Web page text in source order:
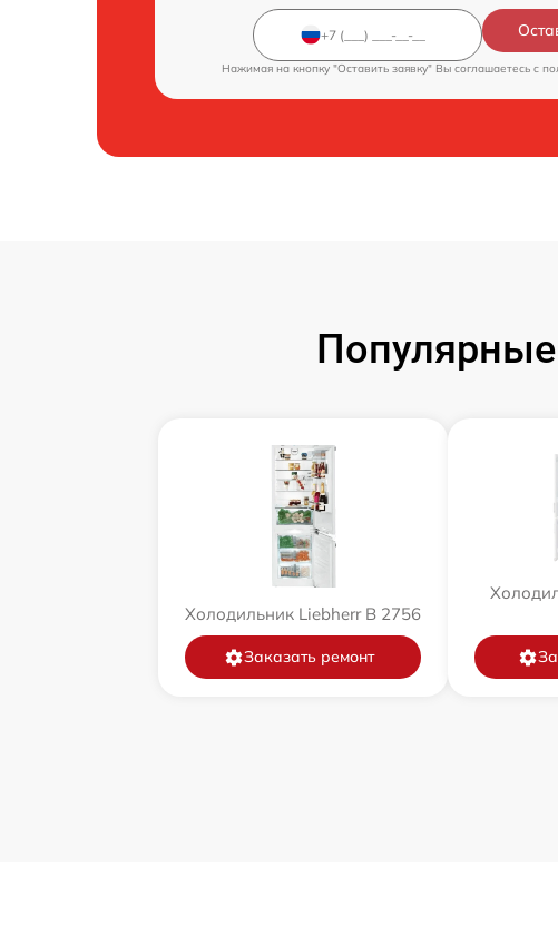
Нажимая на кнопку "Оставить заявку" Вы соглашаетесь c
Холодильник Liebherr B 2756
Заказать ремонт